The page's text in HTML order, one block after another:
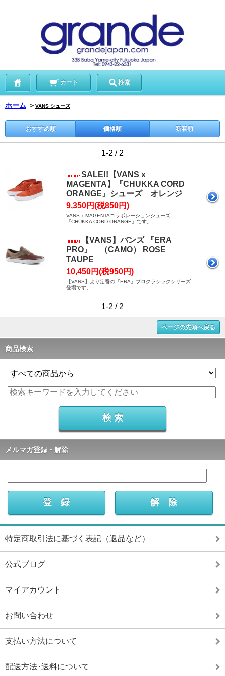
カート 検索
ホーム ＞ VANS シューズ
おすすめ順 価格順 新着順
1-2 / 2
SALE!!【VANS x
MAGENTA】『CHUKKA CORD
ORANGE』シューズ オレンジ
9,350円(税850円)
VANS x MAGENTAコラボレーションシューズ
『CHUKKA CORD ORANGE』です。
【VANS】バンズ 『ERA
PRO』 （CAMO） ROSE
TAUPE
10,450円(税950円)
【VANS】より定番の『ERA』プロクラシックシリーズ
登場です。
1-2 / 2
ページの先頭へ戻る
商品検索
メルマガ登録・解除
特定商取引法に基づく表記（返品など）
公式ブログ
マイアカウント
お問い合わせ
支払い方法について
配送方法･送料について